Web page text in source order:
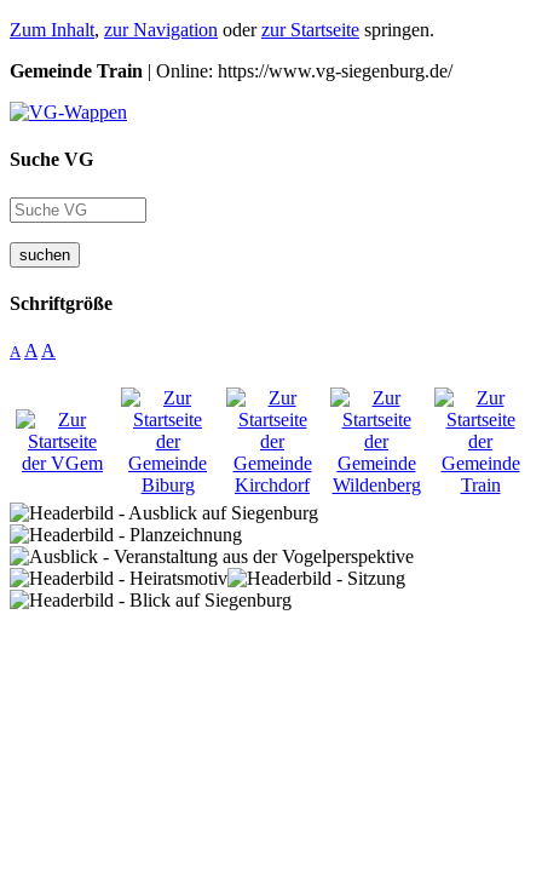
Zum Inhalt, zur Navigation oderzur Startseite springen.
Gemeinde Train | Online: https://www.vg-siegenburg.de/
Suche VG
suchen
Schriftgröße
A A A